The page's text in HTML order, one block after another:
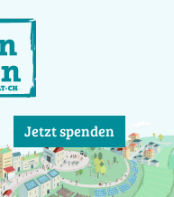
Jetzt spenden